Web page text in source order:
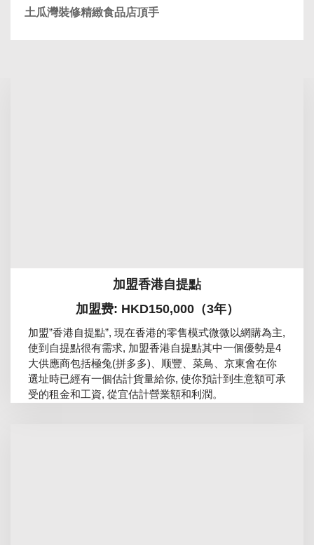
土瓜灣裝修精緻食品店頂手
加盟香港自提點
加盟费: HKD150,000（3年）
加盟”香港自提點”, 現在香港的零售模式微微以網購為主,
使到自提點很有需求, 加盟香港自提點其中一個優勢是4
大供應商包括極兔(拼多多)、顺豐、菜鳥、京東會在你
選址時已經有一個估計貨量給你, 使你預計到生意額可承
受的租金和工資, 從宜估計營業額和利潤。